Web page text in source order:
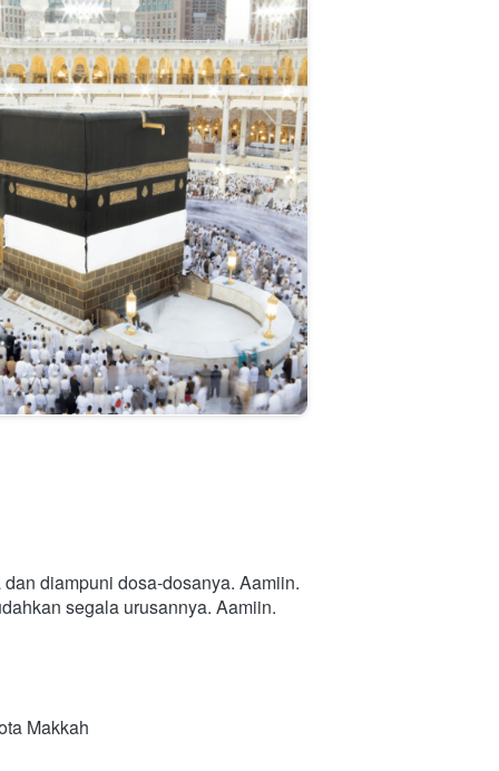
diampuni dosa-dosanya. Aamiin.
segala urusannya. Aamiin.
Makkah